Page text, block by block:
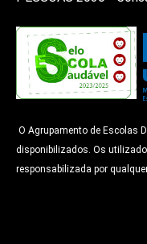
O Agrupamento de Escolas
disponibilizados. Os
responsabilizada por